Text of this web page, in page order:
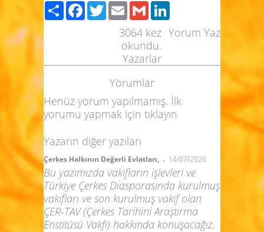
PaylaşFacebook
TwitterEmailGmail
Yorum Yaz
3064 kez
okundu.
Yazarlar
Yorumlar
Henüz yorum yapılmamış. İlk
yorumu yapmak için tıklayın
Yazarın diğer yazıları
Çerkes Halkının Değerli Evlatları, - 14/07/2026
Bu yazımızda vakıfların işlevleri ve
Türkiye Çerkes Diasporasında kurulmuş
vakıfları ve son kurulmuş vakıf olan
ÇER-TAV (Çerkes Tarihini Araştırma
Enstitüsü Vakfı) hakkında konuşacağız.